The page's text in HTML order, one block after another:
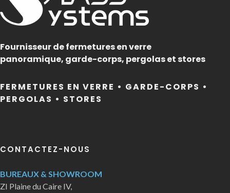
Fournisseur de fermetures en verre
panoramique, garde-corps, pergolas et stores
FERMETURES EN VERRE • GARDE-CORPS •
PERGOLAS • STORES
CONTACTEZ-NOUS
BUREAUX & SHOWROOM
ZI Plaine du Caire IV,